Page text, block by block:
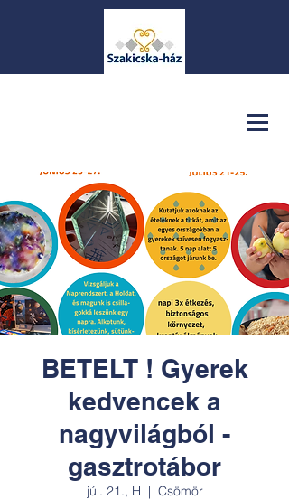
BETELT ! Gyerek
kedvencek a
nagyvilágból -
gasztrotábor
júl. 21., H
  |
Csömör